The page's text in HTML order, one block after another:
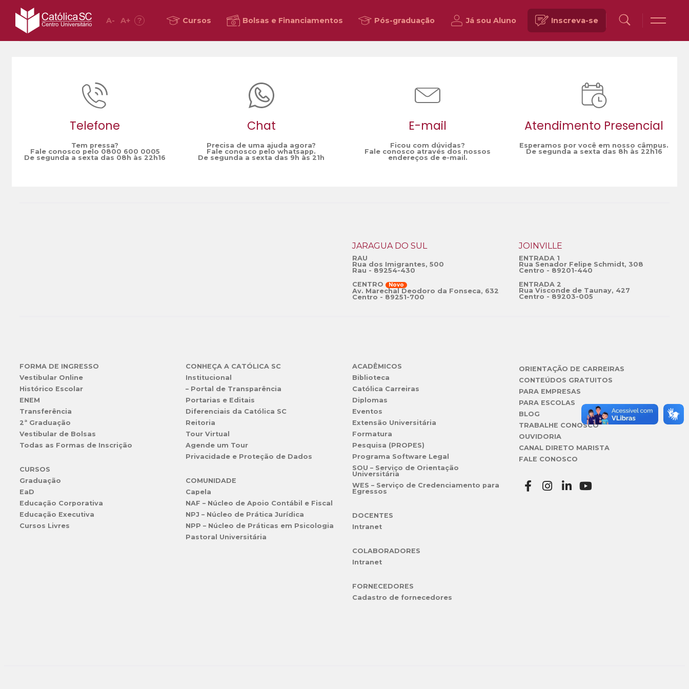
A- A+ ? Cursos Bolsas e Financiamentos Pós-graduação Já sou Aluno Inscreva-se
Home curso gestão e empreendedorismo
Telefone
Tem pressa?
Fale conosco pelo 0800 600 0005
De segunda a sexta das 08h às 22h16
Chat
Precisa de uma ajuda agora?
Fale conosco pelo whatsapp.
De segunda a sexta das 9h às 21h
E-mail
Ficou com dúvidas?
Fale conosco através dos nossos
endereços de e-mail.
Atendimento Presencial
Esperamos por você em nosso câmpus.
De segunda a sexta das 8h às 22h16
JARAGUÁ DO SUL
RAU
Rua dos Imigrantes, 500
Rau - 89254-430
CENTRO
Novo
Av. Marechal Deodoro da Fonseca, 632
Centro - 89251-700
JOINVILLE
ENTRADA 1
Rua Senador Felipe Schmidt, 308
Centro - 89201-440
ENTRADA 2
Rua Visconde de Taunay, 427
Centro - 89203-005
FORMA DE INGRESSO
Vestibular Online
Histórico Escolar
ENEM
Transferência
2ª Graduação
Vestibular de Bolsas
Todas as Formas de Inscrição
CURSOS
Graduação
EaD
Educação Corporativa
Educação Executiva
Cursos Livres
CONHEÇA A CATÓLICA SC
Institucional
– Portal de Transparência
Portarias e Editais
Diferenciais da Católica SC
Reitoria
Tour Virtual
Agende um Tour
Privacidade e Proteção de Dados
COMUNIDADE
Capela
NAF – Núcleo de Apoio Contábil e Fiscal
NPJ – Núcleo de Prática Jurídica
NPP – Núcleo de Práticas em Psicologia
Pastoral Universitária
ACADÊMICOS
Biblioteca
Católica Carreiras
Diplomas
Eventos
Extensão Universitária
Formatura
Pesquisa (PROPES)
Programa Software Legal
SOU – Serviço de Orientação
Universitária
WES – Serviço de Credenciamento para
Egressos
DOCENTES
Intranet
COLABORADORES
Intranet
FORNECEDORES
Cadastro de fornecedores
ORIENTAÇÃO DE CARREIRAS
CONTEÚDOS GRATUITOS
PARA EMPRESAS
PARA ESCOLAS
BLOG
TRABALHE CONOSCO
OUVIDORIA
CANAL DIRETO MARISTA
FALE CONOSCO